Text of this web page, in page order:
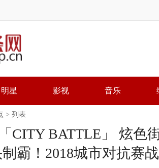
明星 影视 音乐
> 列表
CITY BATTLE」 炫色
霸！2018城市对抗赛